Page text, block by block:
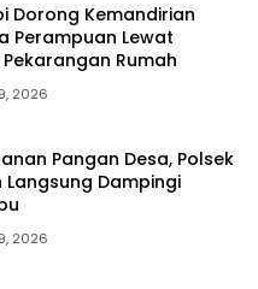
Dorong Kemandirian
Perampuan Lewat
Rumah
2026
Pangan Desa, Polsek
Langsung Dampingi
2026